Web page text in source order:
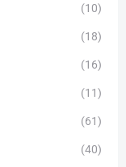
(10)
(18)
(16)
(11)
(61)
(40)